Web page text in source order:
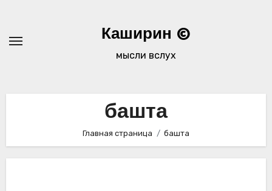
содержимому
Каширин ©
мысли вслух
башта
Главная страница башта